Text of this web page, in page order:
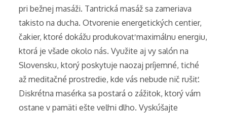
pri bežnej masáži. Tantrická masáž sa zameriava
takisto na ducha. Otvorenie energetických centier,
čakier, ktoré dokážu produkovať maximálnu energiu,
ktorá je všade okolo nás. Využite aj vy salón na
Slovensku, ktorý poskytuje naozaj príjemné, tiché
až meditačné prostredie, kde vás nebude nič rušiť.
Diskrétna masérka sa postará o zážitok, ktorý vám
ostane v pamäti ešte veľmi dlho. Vyskúšajte